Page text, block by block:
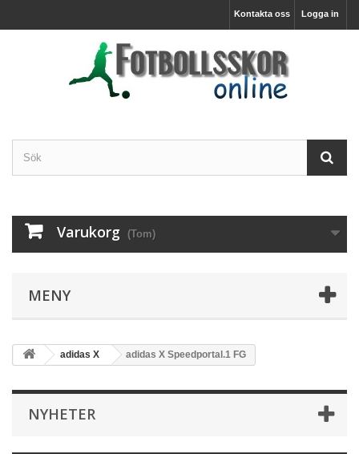
Logga in
Kontakta oss
Varukorg (Tom)
MENY
adidas X adidas X Speedportal.1 FG
NYHETER